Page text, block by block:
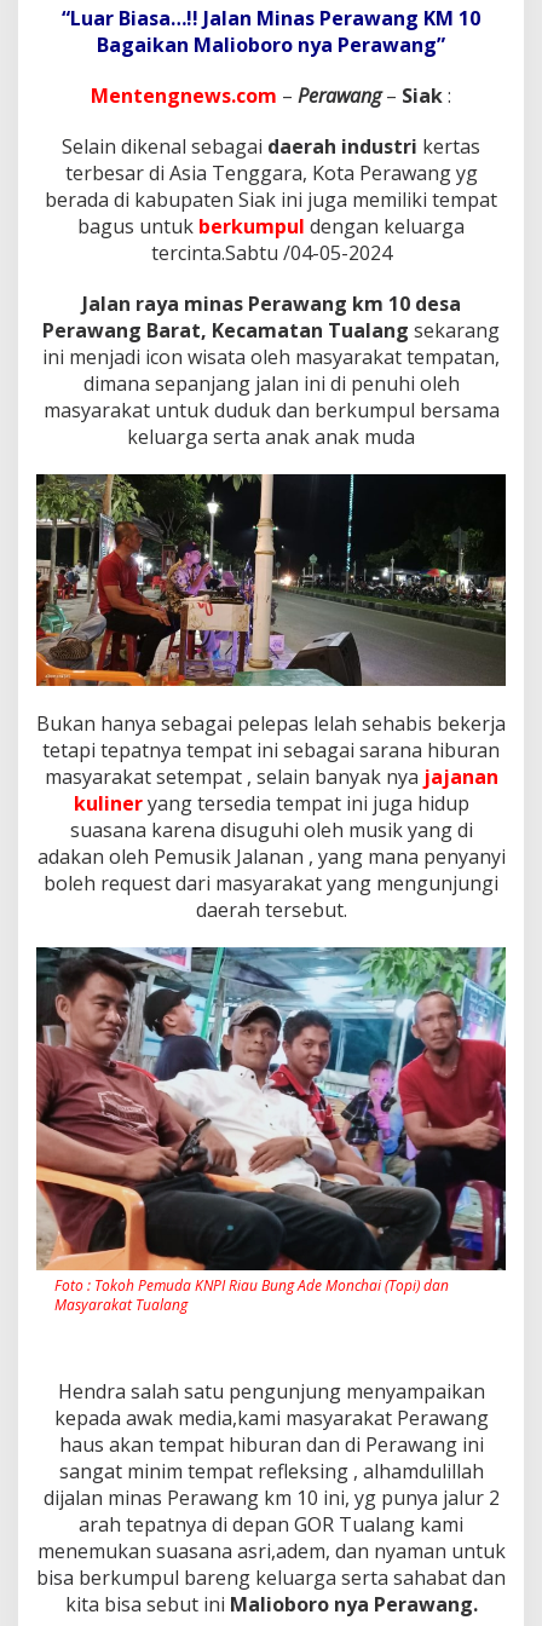
k
M
s
r
a
k
a
S
t
e
m
a
t
P
d
a
a
l
a
m
H
a
r
“Luar Biasa…!! Jalan Minas Perawang KM 10
Bagaikan Malioboro nya Perawang”
Mentengnews.com – Perawang– Siak:
Selain dikenal sebagai daerah industri kertas
terbesar di Asia Tenggara, Kota Perawang yg
berada di kabupaten Siak ini juga memiliki tempat
bagus untuk berkumpul dengan keluarga
tercinta.Sabtu /04-05-2024
Jalan raya minas Perawang km 10 desa
Perawang Barat, Kecamatan Tualang sekarang
ini menjadi icon wisata oleh masyarakat tempatan,
dimana sepanjang jalan ini di penuhi oleh
masyarakat untuk duduk dan berkumpul bersama
keluarga serta anak anak muda
Bukan hanya sebagai pelepas lelah sehabis bekerja
tetapi tepatnya tempat ini sebagai sarana hiburan
masyarakat setempat , selain banyak nya jajanan
kulineryang tersedia tempat ini juga hidup
suasana karena disuguhi oleh musik yang di
adakan oleh Pemusik Jalanan , yang mana penyanyi
boleh request dari masyarakat yang mengunjungi
daerah tersebut.
Foto : Tokoh Pemuda KNPI Riau Bung Ade Monchai (Topi) dan
Masyarakat Tualang
Hendra salah satu pengunjung menyampaikan
kepada awak media,kami masyarakat Perawang
haus akan tempat hiburan dan di Perawang ini
sangat minim tempat refleksing , alhamdulillah
dijalan minas Perawang km 10 ini, yg punya jalur 2
arah tepatnya di depan GOR Tualang kami
menemukan suasana asri,adem, dan nyaman untuk
bisa berkumpul bareng keluarga serta sahabat dan
kita bisa sebut ini Malioboro nya Perawang.